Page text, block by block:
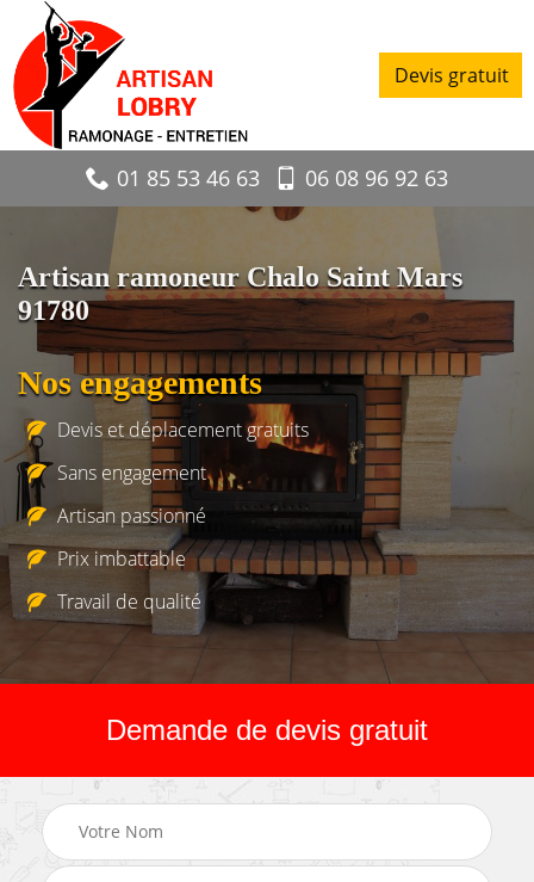
Devis gratuit
01 85 53 46 63 06 08 96 92 63
Artisan ramoneur Chalo Saint Mars
91780
Nos engagements
Devis et déplacement gratuits
Sans engagement
Artisan passionné
Prix imbattable
Travail de qualité
Demande de devis gratuit